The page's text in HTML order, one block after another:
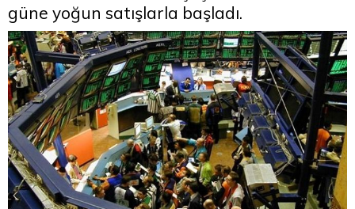
güne yoğun satışlarla başladı.